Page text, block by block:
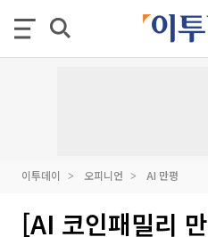
이투데이 오피니언 AI 만평
[AI 코인패밀리